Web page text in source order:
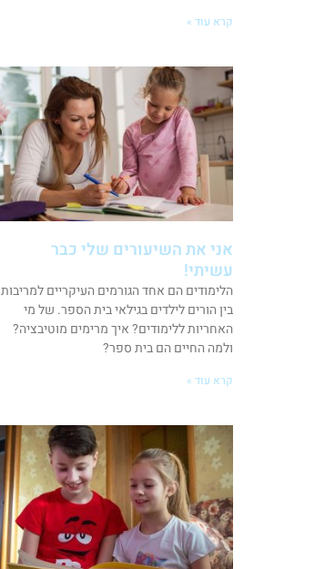
קרא עוד »
אני את השיעורים שלי כבר
עשיתי!
הלימודים הם אחד הגורמים העיקריים למריבות
בין הורים לילדים בגילאי בית הספר. של מי
האחריות ללימודים? איך מרימים מוטיבציה?
ולמה החיים הם בית ספר?
קרא עוד »